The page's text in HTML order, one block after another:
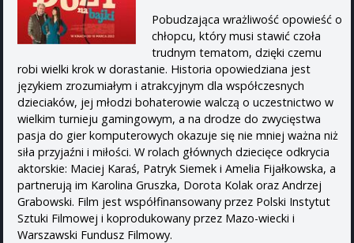
Pobudzająca wrażliwość opowieść o
chłopcu, który musi stawić czoła
trudnym tematom, dzięki czemu
robi wielki krok w dorastanie. Historia opowiedziana jest
językiem zrozumiałym i atrakcyjnym dla współczesnych
dzieciaków, jej młodzi bohaterowie walczą o uczestnictwo w
wielkim turnieju gamingowym, a na drodze do zwycięstwa
pasja do gier komputerowych okazuje się nie mniej ważna niż
siła przyjaźni i miłości. W rolach głównych dziecięce odkrycia
aktorskie: Maciej Karaś, Patryk Siemek i Amelia Fijałkowska, a
partnerują im Karolina Gruszka, Dorota Kolak oraz Andrzej
Grabowski. Film jest współfinansowany przez Polski Instytut
Sztuki Filmowej i koprodukowany przez Mazo-wiecki i
Warszawski Fundusz Filmowy.